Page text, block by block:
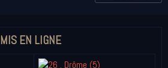
EN LIGNE